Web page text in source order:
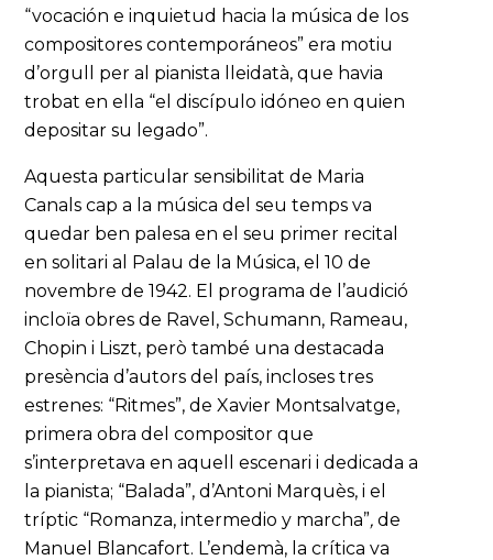
“vocación e inquietud hacia la música de los
compositores contemporáneos” era motiu
d’orgull per al pianista lleidatà, que havia
trobat en ella “el discípulo idóneo en quien
depositar su legado”.
Aquesta particular sensibilitat de Maria
Canals cap a la música del seu temps va
quedar ben palesa en el seu primer recital
en solitari al Palau de la Música, el 10 de
novembre de 1942. El programa de l’audició
incloïa obres de Ravel, Schumann, Rameau,
Chopin i Liszt, però també una destacada
presència d’autors del país, incloses tres
estrenes: “Ritmes”, de Xavier Montsalvatge,
primera obra del compositor que
s’interpretava en aquell escenari i dedicada a
la pianista; “Balada”, d’Antoni Marquès, i el
tríptic “Romanza, intermedio y marcha”,de
Manuel Blancafort. L’endemà, la crítica va